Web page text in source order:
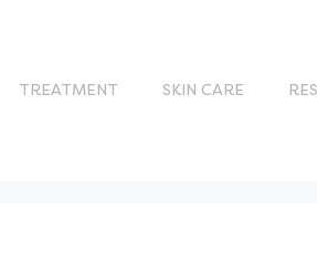
TREATMENT SKIN CARE